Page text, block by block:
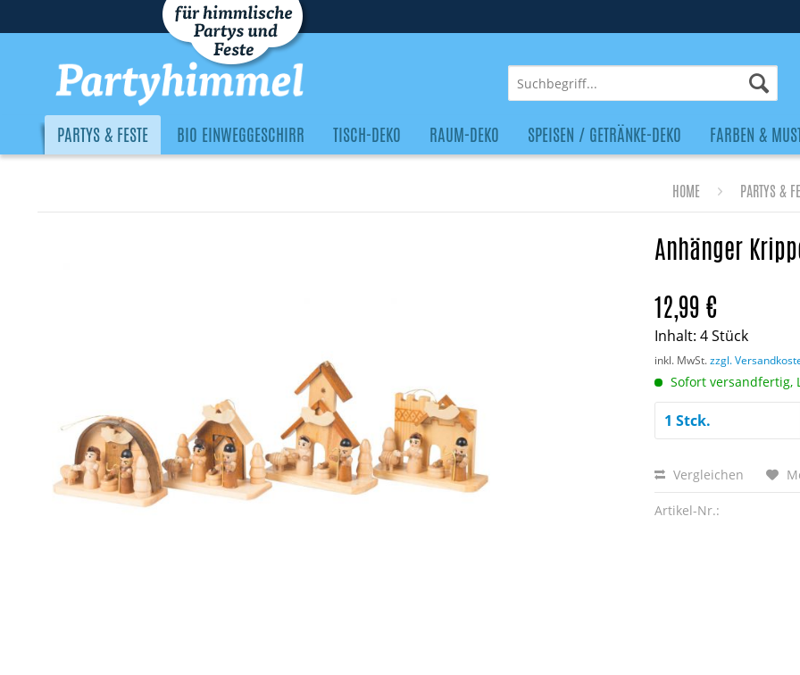
PARTYS & FESTE BIO EINWEGGESCHIRR TISCH-DEKO RAUM-DEKO SPEISEN / GETRÄNKE-DEKO FARBEN &
HOME PARTYS &
Anhänger
12,99 €
Inhalt:4 Stück
inkl. MwSt.zzgl.
Sofort versandfertig,
Vergleichen
Artikel-Nr.: